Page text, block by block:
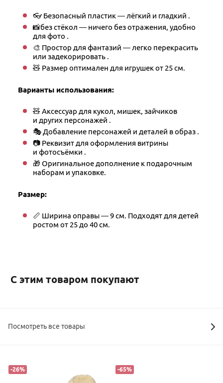
👓 Безопасный пластик — лёгкий и гладкий .
📸без стёкол — ничего без отражения, удобно
для фото .
🎨 Простор для фантазий — легко перекрасить
или задекорировать .
🧸 Размер оптимален для игрушек от 25 см.
Варианты использования:
🧸 Аксессуар для кукол, мишек, зайчиков
и других персонажей .
🎭 Добавление персонажей и деталей в образ .
📷 Реквизит для оформления витрины
и фотосъёмки .
🎁 Оригинальное дополнение к подарочным
наборам и упаковке.
Размер:
📏 Ширина оправы — 9 см. Подходят для детей
ростом от 25 до 40 см.
С этим товаром покупают
Посмотреть все товары
-26% -65%